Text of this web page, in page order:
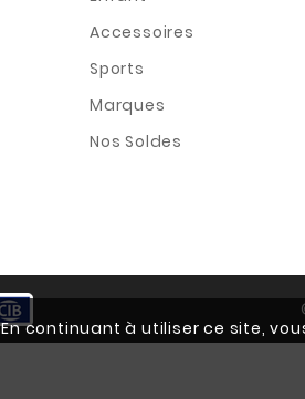
En continuant à utiliser ce site,
Accessoires
Sports
Marques
Nos Soldes